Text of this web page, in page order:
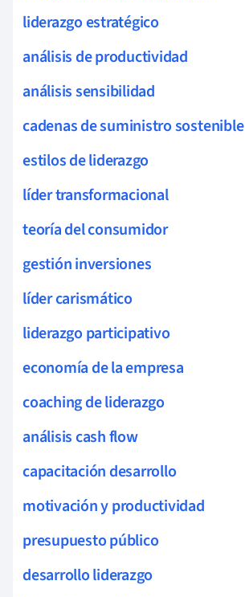
liderazgo estratégico
análisis de productividad
análisis sensibilidad
cadenas de suministro sostenible
estilos de liderazgo
líder transformacional
teoría del consumidor
gestión inversiones
líder carismático
liderazgo participativo
economía de la empresa
coaching de liderazgo
análisis cash flow
capacitación desarrollo
motivación y productividad
presupuesto público
desarrollo liderazgo